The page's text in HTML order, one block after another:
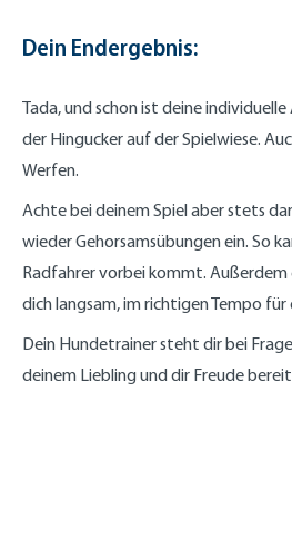
Dein Endergebnis:
Tada, und schon ist deine
der Hingucker auf der Spielwiese.
Werfen.
Achte bei deinem Spiel aber stets
wieder Gehorsamsübungen ein. So
Radfahrer vorbei kommt.
dich langsam, im richtigen Tempo für
Dein Hundetrainer steht dir bei
deinem Liebling und dir Freude